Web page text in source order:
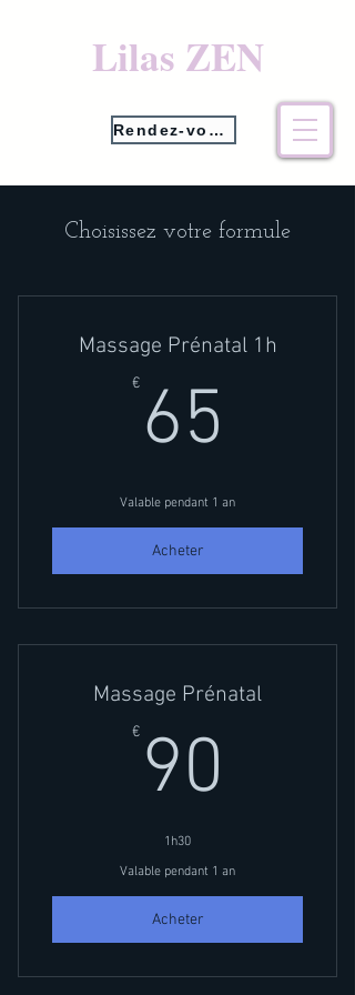
Lilas ZEN
Rendez-vous
Choisissez votre formule
Massage Prénatal 1h
€ 65
Valable pendant 1 an
Acheter
Massage Prénatal
€ 90
1h30
Valable pendant 1 an
Acheter